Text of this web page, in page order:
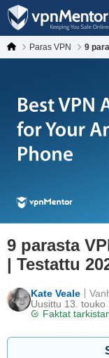
Paras VPN 9
9 parasta
| Testattu
Kate Veale
Uusittu 13. touko
Faktat